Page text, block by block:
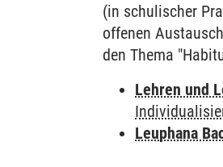
(in schulischer
offenen
den Thema
Lehren und
Leuphana